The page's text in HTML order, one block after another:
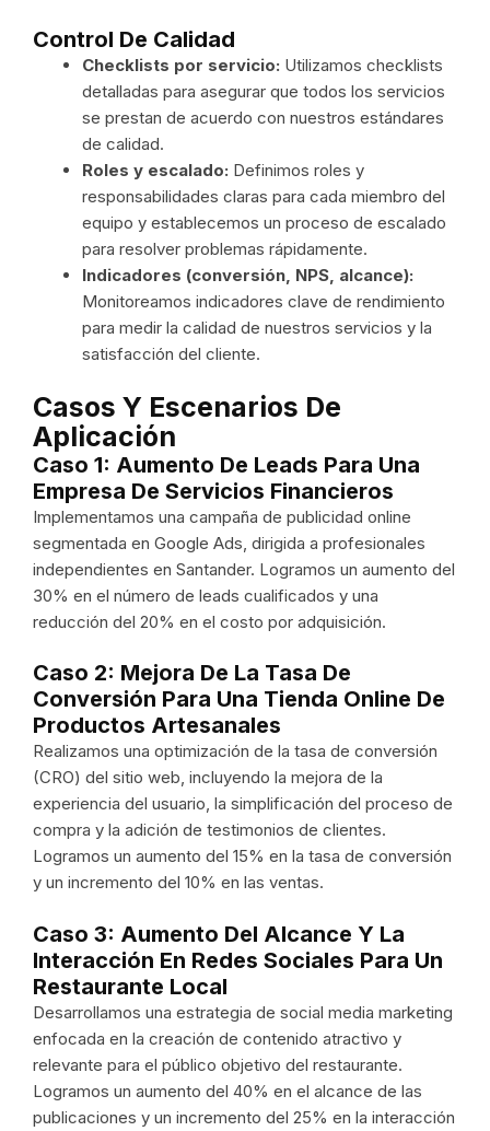
Control De Calidad
Checklists por servicio: Utilizamos checklists
detalladas para asegurar que todos los servicios
se prestan de acuerdo con nuestros estándares
de calidad.
Roles y escalado: Definimos roles y
responsabilidades claras para cada miembro del
equipo y establecemos un proceso de escalado
para resolver problemas rápidamente.
Indicadores (conversión, NPS, alcance):
Monitoreamos indicadores clave de rendimiento
para medir la calidad de nuestros servicios y la
satisfacción del cliente.
Casos Y Escenarios De
Aplicación
Caso 1: Aumento De Leads Para Una
Empresa De Servicios Financieros
Implementamos una campaña de publicidad online
segmentada en Google Ads, dirigida a profesionales
independientes en Santander. Logramos un aumento del
30% en el número de leads cualificados y una
reducción del 20% en el costo por adquisición.
Caso 2: Mejora De La Tasa De
Conversión Para Una Tienda Online De
Productos Artesanales
Realizamos una optimización de la tasa de conversión
(CRO) del sitio web, incluyendo la mejora de la
experiencia del usuario, la simplificación del proceso de
compra y la adición de testimonios de clientes.
Logramos un aumento del 15% en la tasa de conversión
y un incremento del 10% en las ventas.
Caso 3: Aumento Del Alcance Y La
Interacción En Redes Sociales Para Un
Restaurante Local
Desarrollamos una estrategia de social media marketing
enfocada en la creación de contenido atractivo y
relevante para el público objetivo del restaurante.
Logramos un aumento del 40% en el alcance de las
publicaciones y un incremento del 25% en la interacción